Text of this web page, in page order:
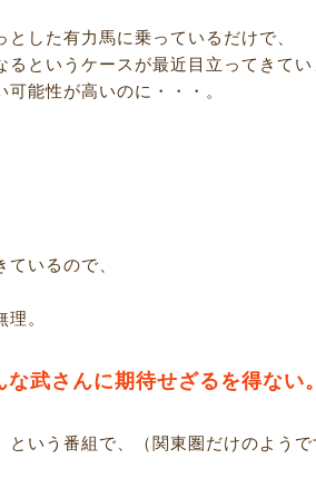
した有力馬に乗っているだけで、
るというケースが最近目立ってきて
能性が高いのに・・・。
いるので、
。
武さんに期待せざるを得ない
という番組で、（関東圏だけのよう